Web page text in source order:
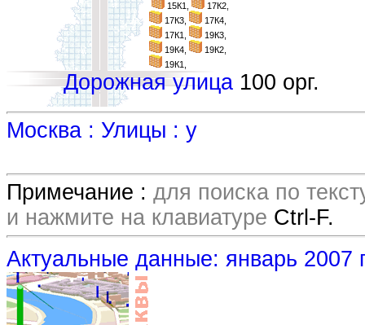
15К1,
17К2,
17К3,
17К4,
17К1,
19К3,
19К4,
19К2,
19К1,
Дорожная улица 100 орг.
Москва : Улицы : у
Примечание : для поиска по
и нажмите на клавиатуре Ctrl-F.
Актуальные данные: январь 2007